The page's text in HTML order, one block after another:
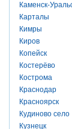
Каменск-
Карталы
Кимры
Киров
Копейск
Костерёво
Кострома
Краснодар
Красноярск
Кудиново село
Кузнецк